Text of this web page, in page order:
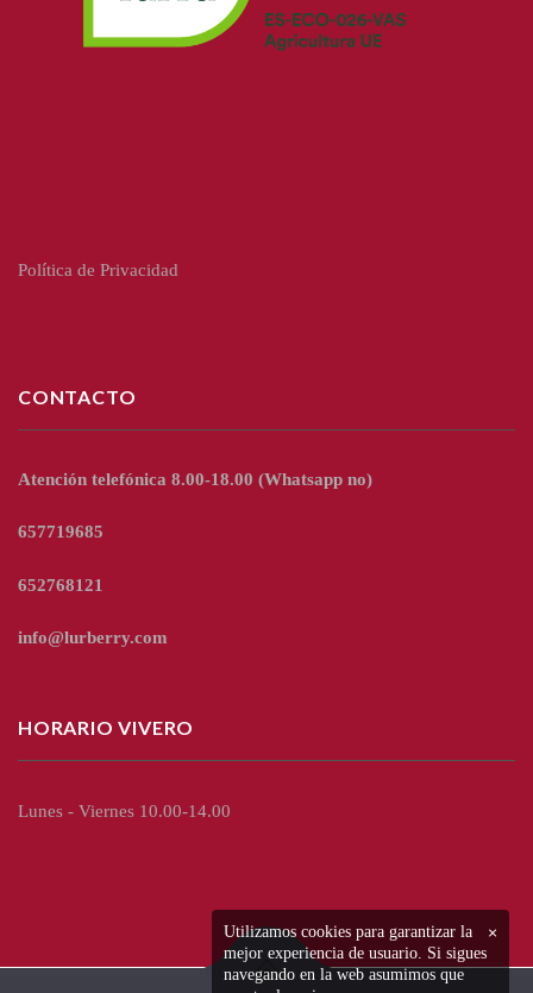
Política de Privacidad
CONTACTO
Atención telefónica 8.00-18.00 (Whatsapp no)
657719685
652768121
info@lurberry.com
HORARIO VIVERO
Lunes - Viernes 10.00-14.00
×
Utilizamos cookies para garantizar la
mejor experiencia de usuario. Si sigues
navegando en la web asumimos que